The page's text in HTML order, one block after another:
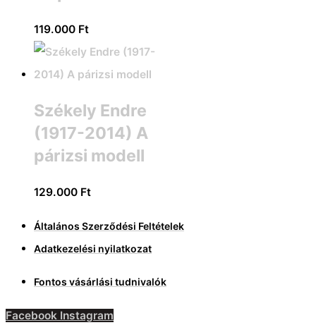
119.000 Ft
Székely Endre
(1917-2014) A
párizsi modell
129.000 Ft
Általános Szerződési Feltételek
Adatkezelési nyilatkozat
Fontos vásárlási tudnivalók
Facebook Instagram